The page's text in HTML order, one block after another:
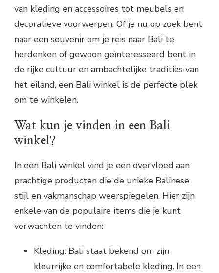
van kleding en accessoires tot meubels en
decoratieve voorwerpen. Of je nu op zoek bent
naar een souvenir om je reis naar Bali te
herdenken of gewoon geïnteresseerd bent in
de rijke cultuur en ambachtelijke tradities van
het eiland, een Bali winkel is de perfecte plek
om te winkelen.
Wat kun je vinden in een Bali
winkel?
In een Bali winkel vind je een overvloed aan
prachtige producten die de unieke Balinese
stijl en vakmanschap weerspiegelen. Hier zijn
enkele van de populaire items die je kunt
verwachten te vinden:
Kleding: Bali staat bekend om zijn
kleurrijke en comfortabele kleding. In een